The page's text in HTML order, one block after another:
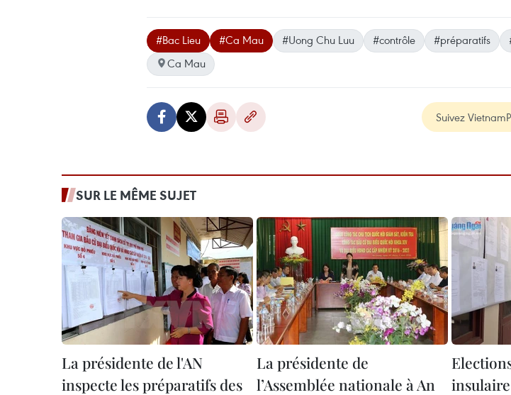
#Bac Lieu #Ca Mau #Uong Chu Luu #contrôle #préparatifs
Ca Mau
Suivez
SUR LE MÊME SUJET
La présidente de l'AN
inspecte les préparatifs des
La présidente de
l’Assemblée nationale à An